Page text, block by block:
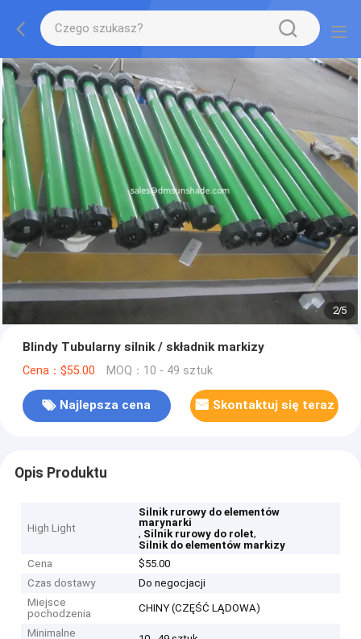
2/5
Blindy Tubularny silnik / składnik markizy
Cena：$55.00 MOQ：10 - 49 sztuk
Najlepsza cena Skontaktuj się teraz
Opis Produktu
High Light
Silnik rurowy do elementów
marynarki
, Silnik rurowy do rolet,
Silnik do elementów markizy
Cena
$55.00
Czas dostawy
Do negocjacji
Miejsce
pochodzenia
CHINY (CZĘŚĆ LĄDOWA)
Minimalne